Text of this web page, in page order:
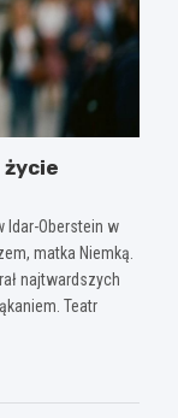
życie
Idar-Oberstein w
matka Niemką.
najtwardszych
Teatr